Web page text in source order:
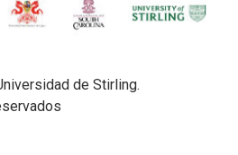
de Stirling.